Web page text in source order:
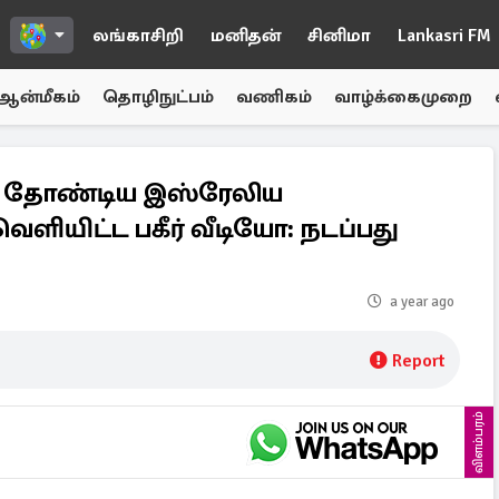
லங்காசிறி மனிதன் சினிமா Lankasri FM
தொழிநுட்பம் வணிகம் வாழ்க்கைமுறை
இஸ்ரேலிய
பகீர் வீடியோ: நடப்பது
a year ago
Report
விளம்பரம்